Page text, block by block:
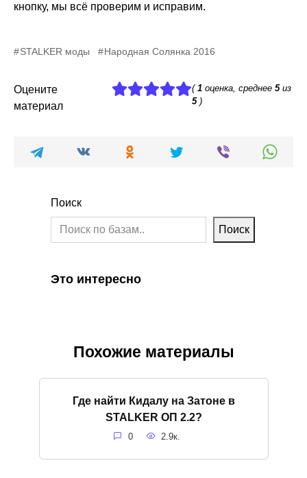
кнопку, мы всё проверим и исправим.
STALKER моды Народная Солянка 2016
Оцените
материал
(1оценка, среднее 5из
5)
Поиск
Поиск
Это интересно
Похожие материалы
Где найти Кидалу на Затоне в
STALKER ОП 2.2?
0 2.9к.